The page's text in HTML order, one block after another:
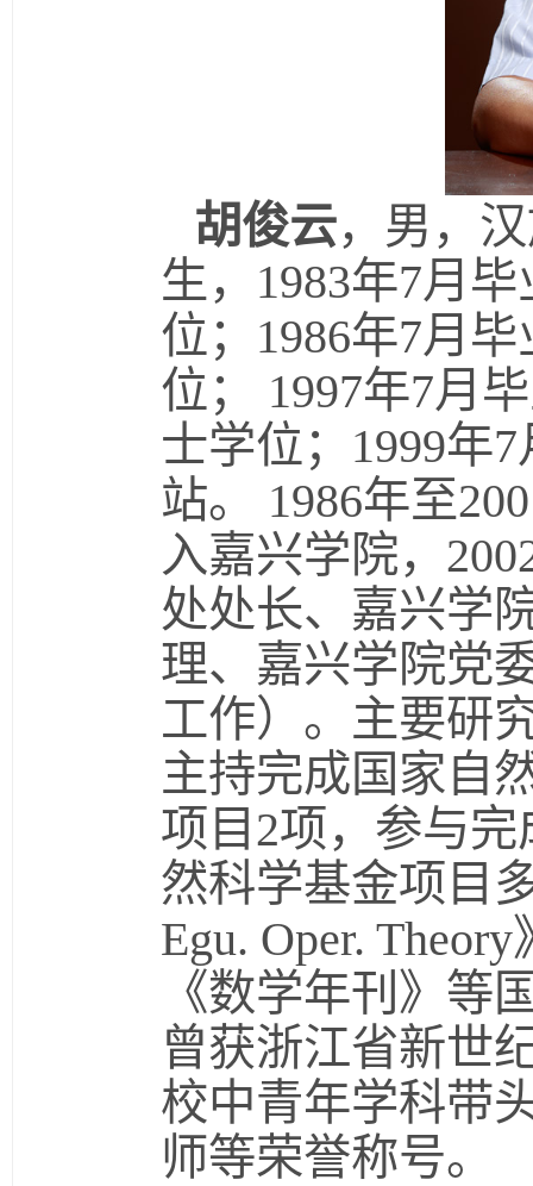
胡俊云，男，
生，1983年7月
位；1986年7月
位； 1997年7月
士学位；1999年
站。 1986年至
入嘉兴学院，
处处长、嘉兴学
理、嘉兴学院党
工作）。主要研
主持完成国家自
项目2项，参与
然科学基金项目
Egu. Oper.
《数学年刊》等
曾获浙江省新世
校中青年学科带
师等荣誉称号。